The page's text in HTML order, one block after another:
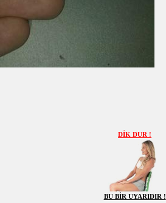
DİK DUR !
BU BİR UYARIDIR !